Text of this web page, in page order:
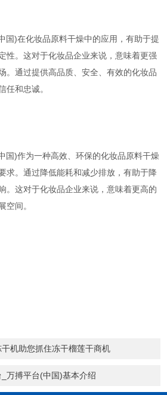
)在化妆品原料干燥中的应用，有助于提
性。这对于化妆品企业来说，意味着更强
。通过提供高品质、安全、有效的化妆品
任和忠诚。
)作为一种高效、环保的化妆品原料干燥
求。通过降低能耗和减少排放，有助于降
。这对于化妆品企业来说，意味着更高的
空间。
机助您抓住冻干榴莲干商机
万搏平台(中国)基本介绍